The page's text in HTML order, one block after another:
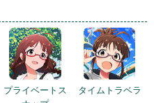
プライベートス
タイムトラベラ